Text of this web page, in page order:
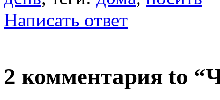
Написать ответ
2 комментария to